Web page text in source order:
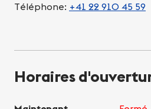
Téléphone: +41 22 910 45 59
Horaires